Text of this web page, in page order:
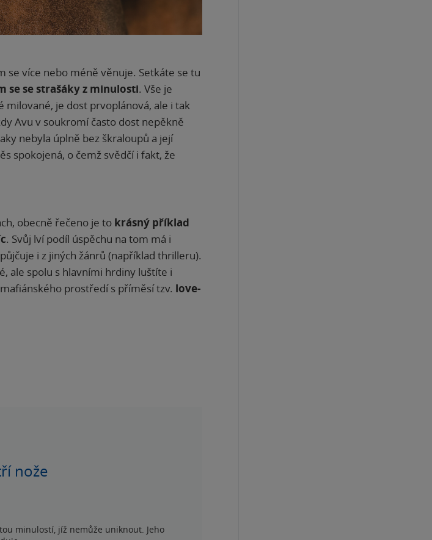
více nebo méně věnuje. Setkáte se tu
se strašáky z minulosti. Vše je
milované, je dost prvoplánová, ale i tak
Avu v soukromí často dost nepěkně
nebyla úplně bez škraloupů a její
spokojená, o čemž svědčí i fakt, že
obecně řečeno je to krásný příklad
. Svůj lví podíl úspěchu na tom má i
i z jiných žánrů (například thrilleru).
ale spolu s hlavními hrdiny luštíte i
prostředí s příměsí tzv. love-
nože
minulostí, jíž nemůže uniknout. Jeho